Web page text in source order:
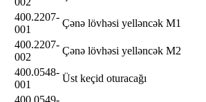
400.2207-
001
Çənə lövhəsi yelləncək M1
400.2207-
002
Çənə lövhəsi yelləncək M2
400.0548-
001
Üst keçid oturacağı
400.0549-